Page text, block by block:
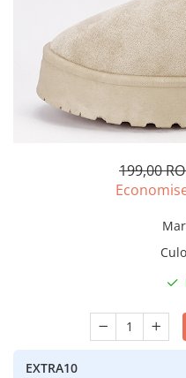
199,00
EXTRA10